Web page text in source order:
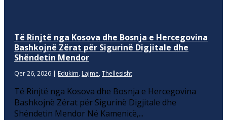
Të Rinjtë nga Kosova dhe Bosnja e Hercegovina
Bashkojnë Zërat për Sigurinë Digjitale dhe
Shëndetin Mendor
Qer 26, 2026 | Edukim, Lajme, Thellesisht
Të Rinjtë nga Kosova dhe Bosnja e Hercegovina
Bashkojnë Zërat për Sigurinë Digjitale dhe
Shëndetin Mendor Në Kamenicë,...